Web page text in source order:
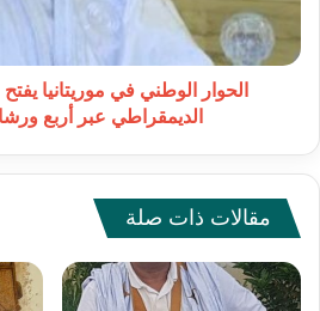
إصلاح
النظام
الديمقراطي
الحوار الوطني في موريتانيا
الديمقراطي عبر أربع
مقالات ذات صلة